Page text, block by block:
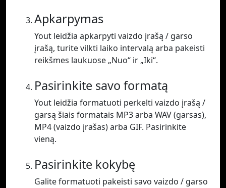
Apkarpymas
Yout leidžia apkarpyti vaizdo įrašą / garso
įrašą, turite vilkti laiko intervalą arba pakeisti
reikšmes laukuose „Nuo“ ir „Iki“.
Pasirinkite savo formatą
Yout leidžia formatuoti perkelti vaizdo įrašą /
garsą šiais formatais MP3 arba WAV (garsas),
MP4 (vaizdo įrašas) arba GIF. Pasirinkite
vieną.
Pasirinkite kokybę
Galite formatuoti pakeisti savo vaizdo / garso